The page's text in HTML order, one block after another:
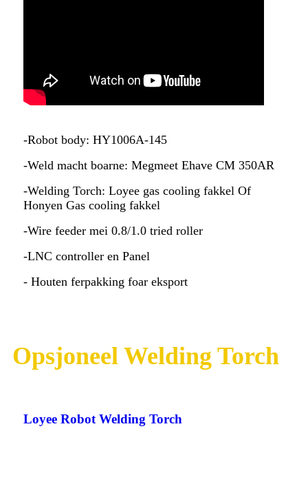
-Robot body: HY1006A-145
-Weld macht boarne: Megmeet Ehave CM 350AR
-Welding Torch: Loyee gas cooling fakkel Of
Honyen Gas cooling fakkel
-Wire feeder mei 0.8/1.0 tried roller
-LNC controller en Panel
- Houten ferpakking foar eksport
Opsjoneel Welding Torch
Loyee Robot Welding Torch